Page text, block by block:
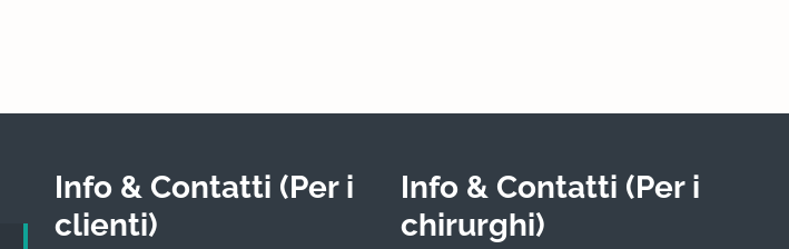
Info & Contatti (Per i
clienti)
Info & Contatti (Per i
chirurghi)